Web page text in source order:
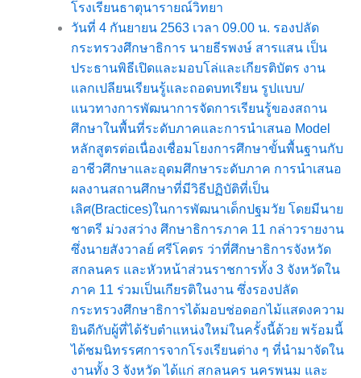
โรงเรียนธาตุนารายณ์วิทยา
วันที่ 4 กันยายน 2563 เวลา 09.00 น. รองปลัด
กระทรวงศึกษาธิการ นายธีรพงษ์ สารแสน เป็น
ประธานพิธีเปิดและมอบโล่และเกียรติบัตร งาน
แลกเปลียนเรียนรู้และถอดบทเรียน รูปแบบ/
แนวทางการพัฒนาการจัดการเรียนรู้ของสถาน
ศึกษาในพื้นที่ระดับภาคและการนำเสนอ Model
หลักสูตรต่อเนื่องเชื่อมโยงการศึกษาขั้นพื้นฐานกับ
อาชีวศึกษาและอุดมศึกษาระดับภาค การนำเสนอ
ผลงานสถานศึกษาที่มีวิธีปฏิบัติที่เป็น
เลิศ(Bractices)ในการพัฒนาเด็กปฐมวัย โดยมีนาย
ชาตรี ม่วงสว่าง ศึกษาธิการภาค 11 กล่าวรายงาน
ซึ่งนายสังวาลย์ ศรีโคตร ว่าที่ศึกษาธิการจังหวัด
สกลนคร และหัวหน้าส่วนราชการทั้ง 3 จังหวัดใน
ภาค 11 ร่วมเป็นเกียรติในงาน ซึ่งรองปลัด
กระทรวงศึกษาธิการได้มอบช่อดอกไม้แสดงความ
ยินดีกับผู้ที่ได้รับตำแหน่งใหม่ในครั้งนี้ด้วย พร้อมนี้
ได้ชมนิทรรศการจากโรงเรียนต่าง ๆ ที่นำมาจัดใน
งานทั้ง 3 จังหวัด ได้แก่ สกลนคร นครพนม และ